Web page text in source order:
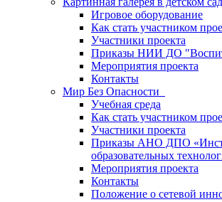
Игровое оборудование
Как стать участником
Участники проекта
Приказы НИИ ДО
Мероприятия проекта
Контакты
Мир Без Опасности
Учебная среда
Как стать участником
Участники проекта
Приказы АНО ДПО
образовательных
Мероприятия проекта
Контакты
Положение о сетевой